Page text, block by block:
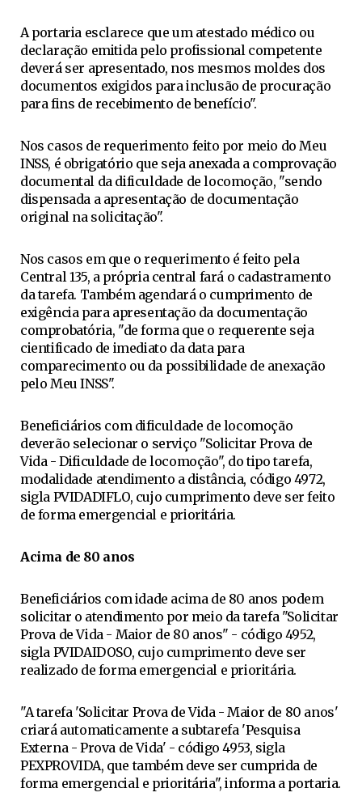
A portaria esclarece que um atestado médico ou
declaração emitida pelo profissional competente
deverá ser apresentado, nos mesmos moldes dos
documentos exigidos para inclusão de procuração
para fins de recebimento de benefício".
Nos casos de requerimento feito por meio do Meu
INSS, é obrigatório que seja anexada a comprovação
documental da dificuldade de locomoção, "sendo
dispensada a apresentação de documentação
original na solicitação".
Nos casos em que o requerimento é feito pela
Central 135, a própria central fará o cadastramento
da tarefa. Também agendará o cumprimento de
exigência para apresentação da documentação
comprobatória, "de forma que o requerente seja
cientificado de imediato da data para
comparecimento ou da possibilidade de anexação
pelo Meu INSS".
Beneficiários com dificuldade de locomoção
deverão selecionar o serviço "Solicitar Prova de
Vida - Dificuldade de locomoção", do tipo tarefa,
modalidade atendimento a distância, código 4972,
sigla PVIDADIFLO, cujo cumprimento deve ser feito
de forma emergencial e prioritária.
Acima de 80 anos
Beneficiários com idade acima de 80 anos podem
solicitar o atendimento por meio da tarefa "Solicitar
Prova de Vida - Maior de 80 anos" - código 4952,
sigla PVIDAIDOSO, cujo cumprimento deve ser
realizado de forma emergencial e prioritária.
"A tarefa 'Solicitar Prova de Vida - Maior de 80 anos'
criará automaticamente a subtarefa 'Pesquisa
Externa - Prova de Vida' - código 4953, sigla
PEXPROVIDA, que também deve ser cumprida de
forma emergencial e prioritária", informa a portaria.